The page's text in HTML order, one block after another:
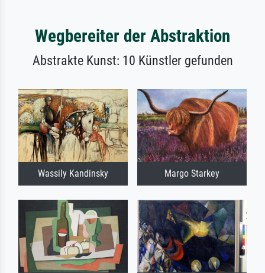
Wegbereiter der Abstraktion
Abstrakte Kunst: 10 Künstler gefunden
Wassily Kandinsky Margo Starkey